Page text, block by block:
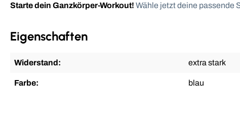
Starte dein Ganzkörper-Workout! Wähle jetzt deine passende
Eigenschaften
Widerstand: extra stark
Farbe: blau